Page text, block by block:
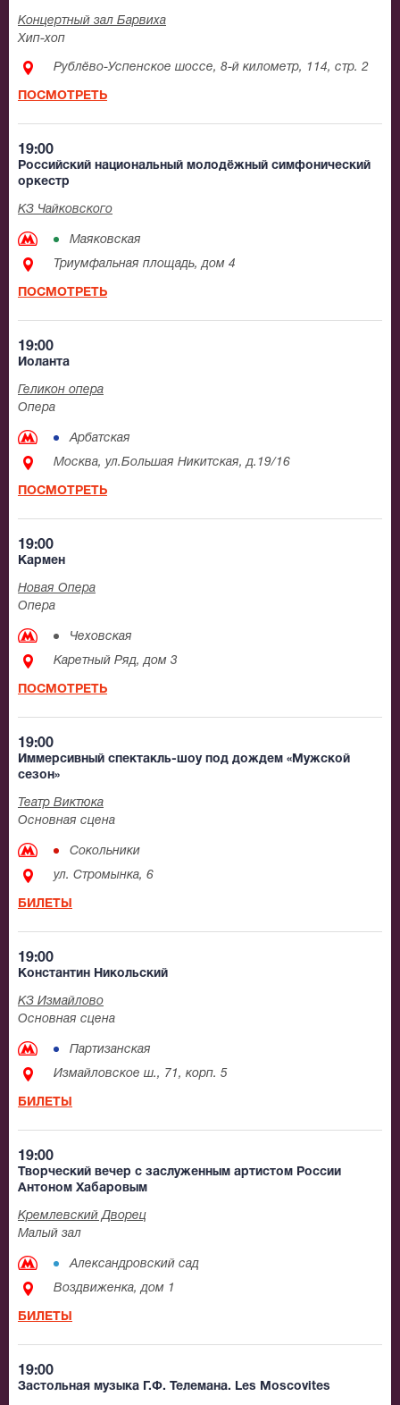
Концертный зал Барвиха
Хип-хоп
Рублёво-Успенское шоссе, 8-й километр, 114, стр. 2
ПОСМОТРЕТЬ
19:00
Российский национальный молодёжный симфонический
оркестр
КЗ Чайковского
Маяковская
Триумфальная площадь, дом 4
ПОСМОТРЕТЬ
19:00
Иоланта
Геликон опера
Опера
Арбатская
Москва, ул.Большая Никитская, д.19/16
ПОСМОТРЕТЬ
19:00
Кармен
Новая Опера
Опера
Чеховская
Каретный Ряд, дом 3
ПОСМОТРЕТЬ
19:00
Иммерсивный спектакль-шоу под дождем «Мужской
сезон»
Театр Виктюка
Основная сцена
Сокольники
ул. Стромынка, 6
БИЛЕТЫ
19:00
Константин Никольский
КЗ Измайлово
Основная сцена
Партизанская
Измайловское ш., 71, корп. 5
БИЛЕТЫ
19:00
Творческий вечер с заслуженным артистом России
Антоном Хабаровым
Кремлевский Дворец
Малый зал
Александровский сад
Воздвиженка, дом 1
БИЛЕТЫ
19:00
Застольная музыка Г.Ф. Телемана. Les Moscovites